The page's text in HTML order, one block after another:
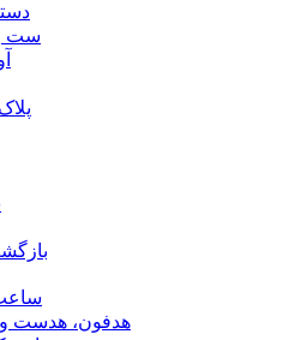
ست
هدفون، هدست